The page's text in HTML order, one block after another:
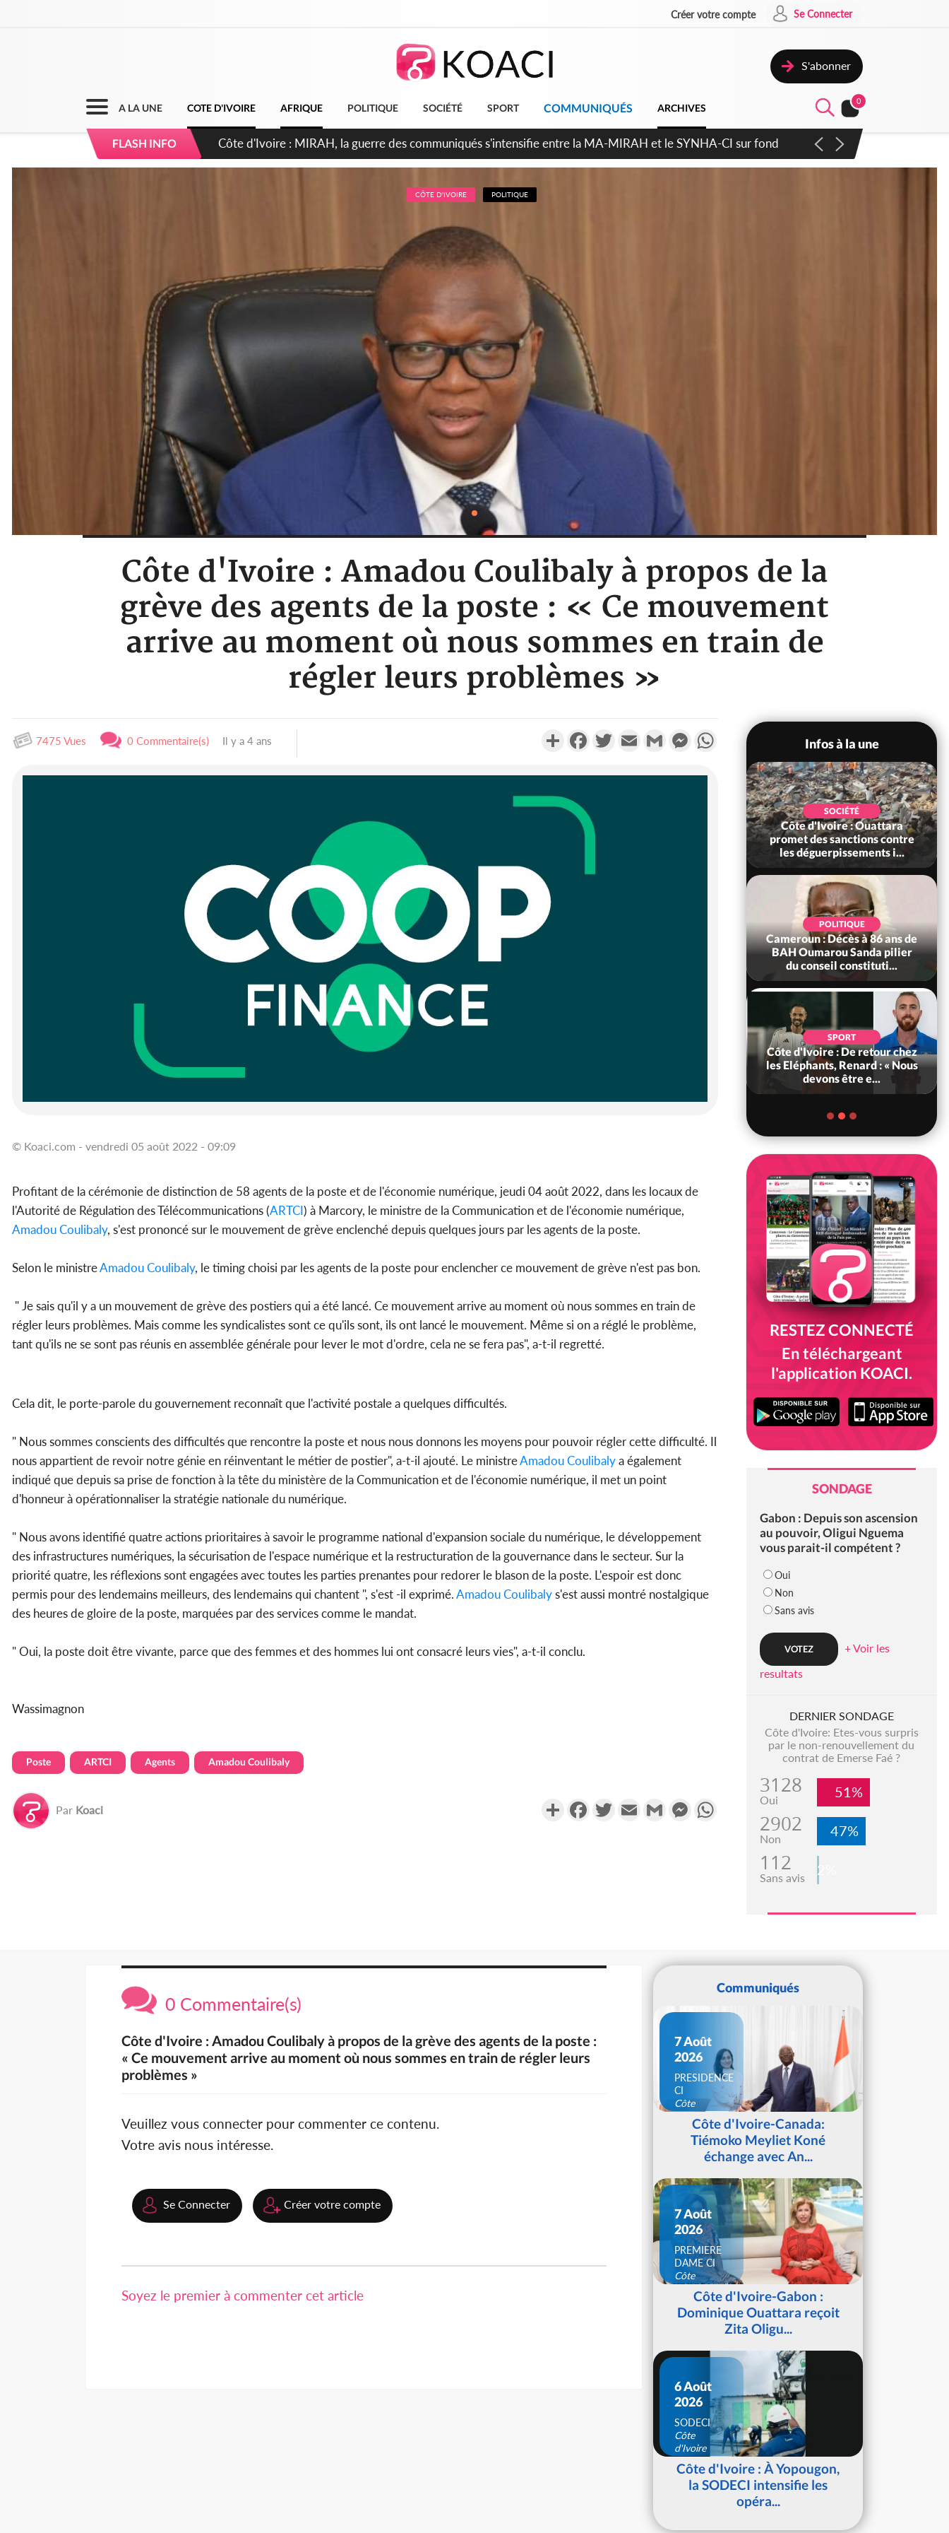
Créer votre compte Se Connecter
S'abonner
A LA UNE COTE D'IVOIRE AFRIQUE POLITIQUE SOCIÉTÉ SPORT COMMUNIQUÉS ARCHIVES
0
FLASH INFO Côte d'Ivoire : Indépendance 2026, Thiam plaide pour un environnement démocratique plus apaisé
CÔTE D'IVOIRE POLITIQUE
Côte d'Ivoire : Amadou Coulibaly à propos de la
grève des agents de la poste : « Ce mouvement
arrive au moment où nous sommes en train de
régler leurs problèmes »
7475 Vues 0 Commentaire(s) Il y a 4 ans PartagerFacebookTwitterEmail Gmail MessengerWhatsApp
© Koaci.com - vendredi 05 août 2022 - 09:09
Profitant de la cérémonie de distinction de 58 agents de la poste et de l'économie numérique, jeudi 04 août 2022, dans les locaux de
l'Autorité de Régulation des Télécommunications (ARTCI) à Marcory, le ministre de la Communication et de l'économie numérique,
Amadou Coulibaly, s'est prononcé sur le mouvement de grève enclenché depuis quelques jours par les agents de la poste.
Selon le ministreAmadou Coulibaly, le timing choisi par les agents de la poste pour enclencher ce mouvement de grève n'est pas bon.
" Je sais qu'il y a un mouvement de grève des postiers qui a été lancé. Ce mouvement arrive au moment où nous sommes en train de
régler leurs problèmes. Mais comme les syndicalistes sont ce qu'ils sont, ils ont lancé le mouvement. Même si on a réglé le problème,
tant qu'ils ne se sont pas réunis en assemblée générale pour lever le mot d'ordre, cela ne se fera pas", a-t-il regretté.
Cela dit, le porte-parole du gouvernement reconnaît que l'activité postale a quelques difficultés.
" Nous sommes conscients des difficultés que rencontre la poste et nous nous donnons les moyens pour pouvoir régler cette difficulté. Il
nous appartient de revoir notre génie en réinventant le métier de postier", a-t-il ajouté. Le ministreAmadou Coulibalya également
indiqué que depuis sa prise de fonction à la tête du ministère de la Communication et de l'économie numérique, il met un point
d'honneur à opérationnaliser la stratégie nationale du numérique.
" Nous avons identifié quatre actions prioritaires à savoir le programme national d'expansion sociale du numérique, le développement
des infrastructures numériques, la sécurisation de l'espace numérique et la restructuration de la gouvernance dans le secteur. Sur la
priorité quatre, les réflexions sont engagées avec toutes les parties prenantes pour redorer le blason de la poste. L'espoir est donc
permis pour des lendemains meilleurs, des lendemains qui chantent ", s'est -il exprimé.Amadou Coulibalys'est aussi montré nostalgique
des heures de gloire de la poste, marquées par des services comme le mandat.
" Oui, la poste doit être vivante, parce que des femmes et des hommes lui ont consacré leurs vies", a-t-il conclu.
Wassimagnon
Poste ARTCI Agents Amadou Coulibaly
Par Koaci PartagerFacebookTwitterEmail Gmail MessengerWhatsApp
Infos à la une
Côte d'Ivoire : Après le pari
réussi du 66e anniversaire,
SOCIÉTÉ
Côte d'Ivoire : Ouattara
promet des sanctions contre
les déguerpissements i...
POLITIQUE
Cameroun : Décès à 86 ans de
BAH Oumarou Sanda pilier
du conseil constituti...
SPORT
Côte d'Ivoire : De retour chez
les Eléphants, Renard : « Nous
devons être e...
RESTEZ CONNECTÉ
En téléchargeant
l'application KOACI.
SONDAGE
Gabon : Depuis son ascension
au pouvoir, Oligui Nguema
vous parait-il compétent ?
Oui
Non
Sans avis
+ Voir les
resultats
DERNIER SONDAGE
Côte d'Ivoire: Etes-vous surpris
par le non-renouvellement du
contrat de Emerse Faé ?
3128
Oui 51%
2902
Non 47%
112
Sans avis 2%
0 Commentaire(s)
Côte d'Ivoire : Amadou Coulibaly à propos de la grève des agents de la poste :
« Ce mouvement arrive au moment où nous sommes en train de régler leurs
problèmes »
Veuillez vous connecter pour commenter ce contenu.
Votre avis nous intéresse.
Se Connecter Créer votre compte
Soyez le premier à commenter cet article
Communiqués
7 Août
2026
PRESIDENCE
CI
Côte
d'IvoireCôte d'Ivoire-Canada:
Tiémoko Meyliet Koné
échange avec An...
7 Août
2026
PREMIERE
DAME CI
Côte
d'IvoireCôte d'Ivoire-Gabon :
Dominique Ouattara reçoit
Zita Oligu...
6 Août
2026
SODECI
Côte
d'Ivoire
Côte d'Ivoire : À Yopougon,
la SODECI intensifie les
opéra...